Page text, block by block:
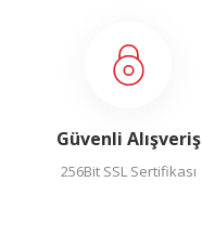
Güvenli Alışveriş
256Bit SSL Sertifikası